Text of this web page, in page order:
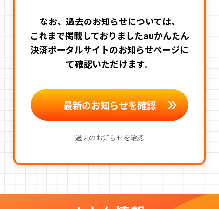
なお、過去のお知らせについては、
これまで掲載しておりましたauかんたん
決済ポータルサイトのお知らせページに
て確認いただけます。
最新のお知らせを確認
過去のお知らせを確認